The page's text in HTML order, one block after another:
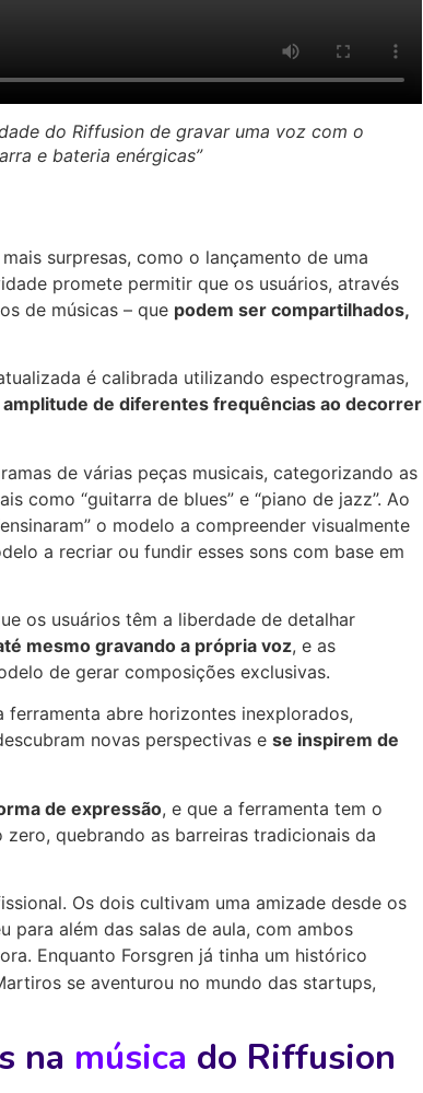
do Riffusion de gravar uma voz com o
e bateria enérgicas”
surpresas, como o lançamento de uma
promete permitir que os usuários, através
de músicas – que podem ser compartilhados,
é calibrada utilizando espectrogramas,
de diferentes frequências ao decorrer
de várias peças musicais, categorizando as
como “guitarra de blues” e “piano de jazz”. Ao
o modelo a compreender visualmente
a recriar ou fundir esses sons com base em
os usuários têm a liberdade de detalhar
mesmo gravando a própria voz, e as
de gerar composições exclusivas.
abre horizontes inexplorados,
novas perspectivas e se inspirem de
de expressão, e que a ferramenta tem o
quebrando as barreiras tradicionais da
Os dois cultivam uma amizade desde os
para além das salas de aula, com ambos
Enquanto Forsgren já tinha um histórico
se aventurou no mundo das startups,
na música do Riffusion